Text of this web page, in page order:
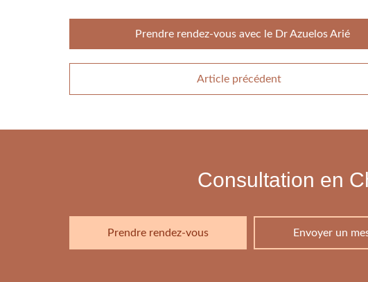
Prendre rendez-vous avec le Dr Azuelos Arié
Article précédent
Consultation en
Prendre rendez-vous Envoyer un